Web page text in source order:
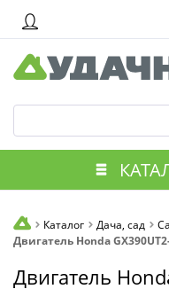
Каталог Дача, сад
Двигатель Honda
Двигатель